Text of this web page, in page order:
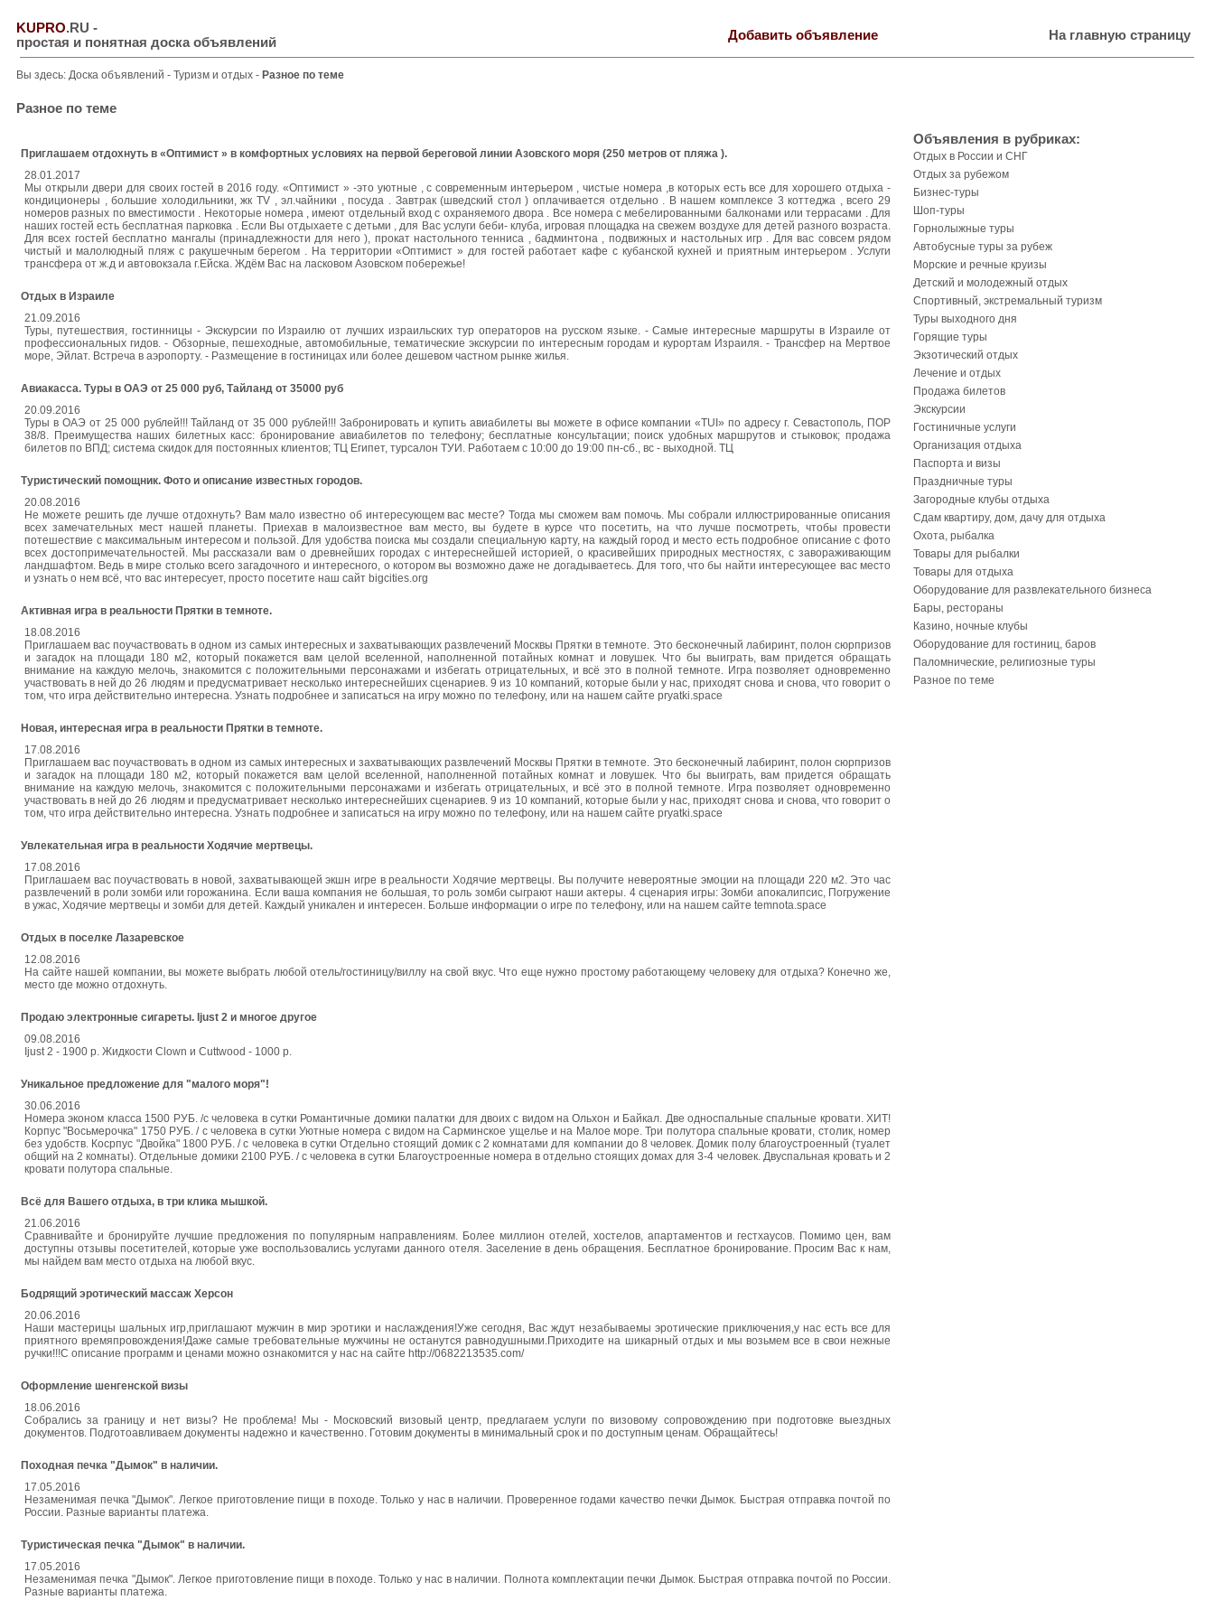
KUPRO.RU -
простая и понятная доска объявлений
Добавить объявление На главную страницу
Вы здесь: Доска объявлений - Туризм и отдых - Разное по теме
Разное по теме
Приглашаем отдохнуть в «Оптимист » в комфортных условиях на первой береговой линии Азовского моря (250 метров от пляжа ).
28.01.2017
Мы открыли двери для своих гостей в 2016 году. «Оптимист » -это уютные , с современным интерьером , чистые номера ,в которых есть все для хорошего отдыха -
кондиционеры , большие холодильники, жк TV , эл.чайники , посуда . Завтрак (шведский стол ) оплачивается отдельно . В нашем комплексе 3 коттеджа , всего 29
номеров разных по вместимости . Некоторые номера , имеют отдельный вход с охраняемого двора . Все номера с мебелированными балконами или террасами . Для
наших гостей есть бесплатная парковка . Если Вы отдыхаете с детьми , для Вас услуги беби- клуба, игровая площадка на свежем воздухе для детей разного возраста.
Для всех гостей бесплатно мангалы (принадлежности для него ), прокат настольного тенниса , бадминтона , подвижных и настольных игр . Для вас совсем рядом
чистый и малолюдный пляж с ракушечным берегом . На территории «Оптимист » для гостей работает кафе с кубанской кухней и приятным интерьером . Услуги
трансфера от ж.д и автовокзала г.Ейска. Ждём Вас на ласковом Азовском побережье!
Отдых в Израиле
21.09.2016
Туры, путешествия, гостинницы - Экскурсии по Израилю от лучших израильских тур операторов на русском языке. - Самые интересные маршруты в Израиле от
профессиональных гидов. - Обзорные, пешеходные, автомобильные, тематические экскурсии по интересным городам и курортам Израиля. - Трансфер на Мертвое
море, Эйлат. Встреча в аэропорту. - Размещение в гостиницах или более дешевом частном рынке жилья.
Авиакасса. Туры в ОАЭ от 25 000 руб, Тайланд от 35000 руб
20.09.2016
Туры в ОАЭ от 25 000 рублей!!! Тайланд от 35 000 рублей!!! Забронировать и купить авиабилеты вы можете в офисе компании «TUI» по адресу г. Севастополь, ПОР
38/8. Преимущества наших билетных касс: бронирование авиабилетов по телефону; бесплатные консультации; поиск удобных маршрутов и стыковок; продажа
билетов по ВПД; система скидок для постоянных клиентов; ТЦ Египет, турсалон ТУИ. Работаем с 10:00 до 19:00 пн-сб., вс - выходной. ТЦ
Туристический помощник. Фото и описание известных городов.
20.08.2016
Не можете решить где лучше отдохнуть? Вам мало известно об интересующем вас месте? Тогда мы сможем вам помочь. Мы собрали иллюстрированные описания
всех замечательных мест нашей планеты. Приехав в малоизвестное вам место, вы будете в курсе что посетить, на что лучше посмотреть, чтобы провести
потешествие с максимальным интересом и пользой. Для удобства поиска мы создали специальную карту, на каждый город и место есть подробное описание с фото
всех достопримечательностей. Мы рассказали вам о древнейших городах с интереснейшей историей, о красивейших природных местностях, с завораживающим
ландшафтом. Ведь в мире столько всего загадочного и интересного, о котором вы возможно даже не догадываетесь. Для того, что бы найти интересующее вас место
и узнать о нем всё, что вас интересует, просто посетите наш сайт bigcities.org
Активная игра в реальности Прятки в темноте.
18.08.2016
Приглашаем вас поучаствовать в одном из самых интересных и захватывающих развлечений Москвы Прятки в темноте. Это бесконечный лабиринт, полон сюрпризов
и загадок на площади 180 м2, который покажется вам целой вселенной, наполненной потайных комнат и ловушек. Что бы выиграть, вам придется обращать
внимание на каждую мелочь, знакомится с положительными персонажами и избегать отрицательных, и всё это в полной темноте. Игра позволяет одновременно
участвовать в ней до 26 людям и предусматривает несколько интереснейших сценариев. 9 из 10 компаний, которые были у нас, приходят снова и снова, что говорит о
том, что игра действительно интересна. Узнать подробнее и записаться на игру можно по телефону, или на нашем сайте pryatki.space
Новая, интересная игра в реальности Прятки в темноте.
17.08.2016
Приглашаем вас поучаствовать в одном из самых интересных и захватывающих развлечений Москвы Прятки в темноте. Это бесконечный лабиринт, полон сюрпризов
и загадок на площади 180 м2, который покажется вам целой вселенной, наполненной потайных комнат и ловушек. Что бы выиграть, вам придется обращать
внимание на каждую мелочь, знакомится с положительными персонажами и избегать отрицательных, и всё это в полной темноте. Игра позволяет одновременно
участвовать в ней до 26 людям и предусматривает несколько интереснейших сценариев. 9 из 10 компаний, которые были у нас, приходят снова и снова, что говорит о
том, что игра действительно интересна. Узнать подробнее и записаться на игру можно по телефону, или на нашем сайте pryatki.space
Увлекательная игра в реальности Ходячие мертвецы.
17.08.2016
Приглашаем вас поучаствовать в новой, захватывающей экшн игре в реальности Ходячие мертвецы. Вы получите невероятные эмоции на площади 220 м2. Это час
развлечений в роли зомби или горожанина. Если ваша компания не большая, то роль зомби сыграют наши актеры. 4 сценария игры: Зомби апокалипсис, Погружение
в ужас, Ходячие мертвецы и зомби для детей. Каждый уникален и интересен. Больше информации о игре по телефону, или на нашем сайте temnota.space
Отдых в поселке Лазаревское
12.08.2016
На сайте нашей компании, вы можете выбрать любой отель/гостиницу/виллу на свой вкус. Что еще нужно простому работающему человеку для отдыха? Конечно же,
место где можно отдохнуть.
Продаю электронные сигареты. Ijust 2 и многое другое
09.08.2016
Ijust 2 - 1900 р. Жидкости Clown и Cuttwood - 1000 р.
Уникальное предложение для "малого моря"!
30.06.2016
Номера эконом класса 1500 РУБ. /с человека в сутки Романтичные домики палатки для двоих с видом на Ольхон и Байкал. Две односпальные спальные кровати. ХИТ!
Корпус "Восьмерочка" 1750 РУБ. / с человека в сутки Уютные номера с видом на Сарминское ущелье и на Малое море. Три полутора спальные кровати, столик, номер
без удобств. Косрпус "Двойка" 1800 РУБ. / с человека в сутки Отдельно стоящий домик с 2 комнатами для компании до 8 человек. Домик полу благоустроенный (туалет
общий на 2 комнаты). Отдельные домики 2100 РУБ. / с человека в сутки Благоустроенные номера в отдельно стоящих домах для 3-4 человек. Двуспальная кровать и 2
кровати полутора спальные.
Всё для Вашего отдыха, в три клика мышкой.
21.06.2016
Сравнивайте и бронируйте лучшие предложения по популярным направлениям. Более миллион отелей, хостелов, апартаментов и гестхаусов. Помимо цен, вам
доступны отзывы посетителей, которые уже воспользовались услугами данного отеля. Заселение в день обращения. Бесплатное бронирование. Просим Вас к нам,
мы найдем вам место отдыха на любой вкус.
Бодрящий эротический массаж Херсон
20.06.2016
Наши мастерицы шальных игр,приглашают мужчин в мир эротики и наслаждения!Уже сегодня, Вас ждут незабываемы эротические приключения,у нас есть все для
приятного времяпровождения!Даже самые требовательные мужчины не останутся равнодушными.Приходите на шикарный отдых и мы возьмем все в свои нежные
ручки!!!С описание программ и ценами можно ознакомится у нас на сайте http://0682213535.com/
Оформление шенгенской визы
18.06.2016
Собрались за границу и нет визы? Не проблема! Мы - Московский визовый центр, предлагаем услуги по визовому сопровождению при подготовке выездных
документов. Подготоавливаем документы надежно и качественно. Готовим документы в минимальный срок и по доступным ценам. Обращайтесь!
Походная печка "Дымок" в наличии.
17.05.2016
Незаменимая печка "Дымок". Легкое приготовление пищи в походе. Только у нас в наличии. Проверенное годами качество печки Дымок. Быстрая отправка почтой по
России. Разные варианты платежа.
Туристическая печка "Дымок" в наличии.
17.05.2016
Незаменимая печка "Дымок". Легкое приготовление пищи в походе. Только у нас в наличии. Полнота комплектации печки Дымок. Быстрая отправка почтой по России.
Разные варианты платежа.
Объявления в рубриках:
Отдых в России и СНГ
Отдых за рубежом
Бизнес-туры
Шоп-туры
Горнолыжные туры
Автобусные туры за рубеж
Морские и речные круизы
Детский и молодежный отдых
Спортивный, экстремальный туризм
Туры выходного дня
Горящие туры
Экзотический отдых
Лечение и отдых
Продажа билетов
Экскурсии
Гостиничные услуги
Организация отдыха
Паспорта и визы
Праздничные туры
Загородные клубы отдыха
Сдам квартиру, дом, дачу для отдыха
Охота, рыбалка
Товары для рыбалки
Товары для отдыха
Оборудование для развлекательного бизнеса
Бары, рестораны
Казино, ночные клубы
Оборудование для гостиниц, баров
Паломнические, религиозные туры
Разное по теме